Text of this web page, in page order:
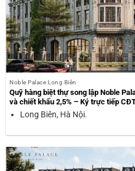
Noble Palace Long Biên
Quỹ hàng biệt thự song lập Noble
và chiết khấu 2,5% – Ký trực tiếp
Long Biên, Hà Nội.